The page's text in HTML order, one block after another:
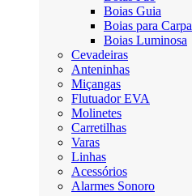
Boias Guia
Boias para Carpa
Boias Luminosa
Cevadeiras
Anteninhas
Miçangas
Flutuador EVA
Molinetes
Carretilhas
Varas
Linhas
Acessórios
Alarmes Sonoro